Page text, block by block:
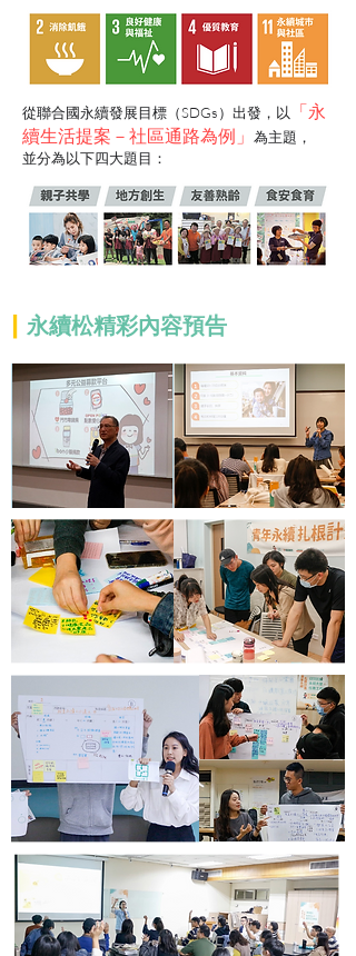
從聯合國永續發展目標（SDGs）出發，以
「永
續生活提案－社區通路為例」 為主題，
並分為以下四大題目：
| 永續松精彩內容預告